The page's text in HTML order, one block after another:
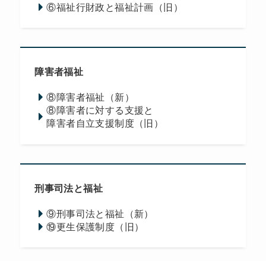
⑥福祉行財政と福祉計画（旧）
障害者福祉
⑧障害者福祉（新）
⑧障害者に対する支援と
障害者自立支援制度（旧）
刑事司法と福祉
⑨刑事司法と福祉（新）
⑲更生保護制度（旧）